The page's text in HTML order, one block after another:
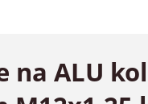
na ALU